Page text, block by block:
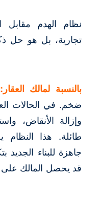
نظام الهدم
تجارية، بل هو حل
بالنسبة لمالك العقار:
ضخم. في الحالات
وإزالة الأنقاض،
طائلة. هذا
جاهزة للبناء الجديد
قد يحصل المالك على